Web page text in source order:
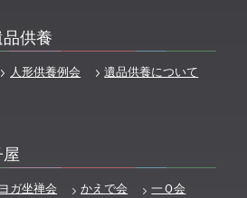
供養
人形供養例会
遺品供養について
ガ坐禅会 かえで会
一Ｑ会